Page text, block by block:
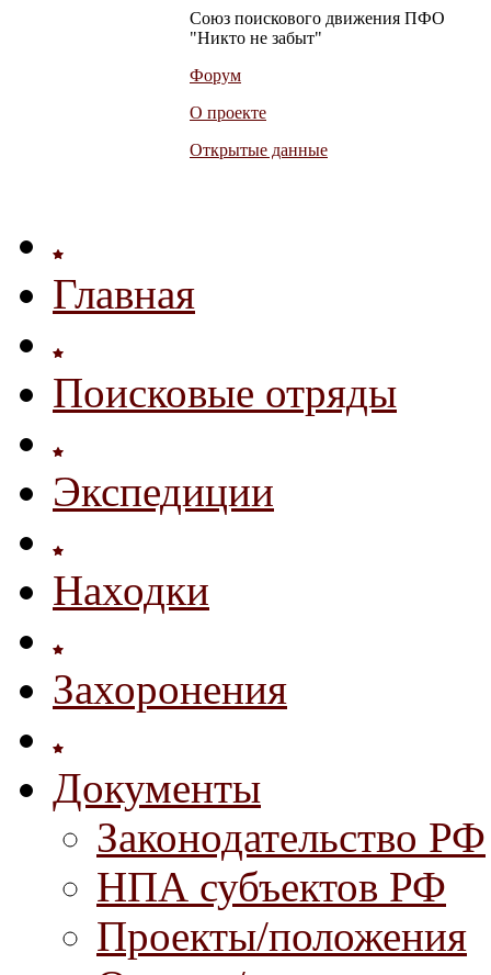
Союз поискового движения ПФО
"Никто не забыт"
Форум
О проекте
Открытые данные
Главная
Поисковые отряды
Экспедиции
Находки
Захоронения
Документы
Законодательство РФ
НПА субъектов РФ
Проекты/положения